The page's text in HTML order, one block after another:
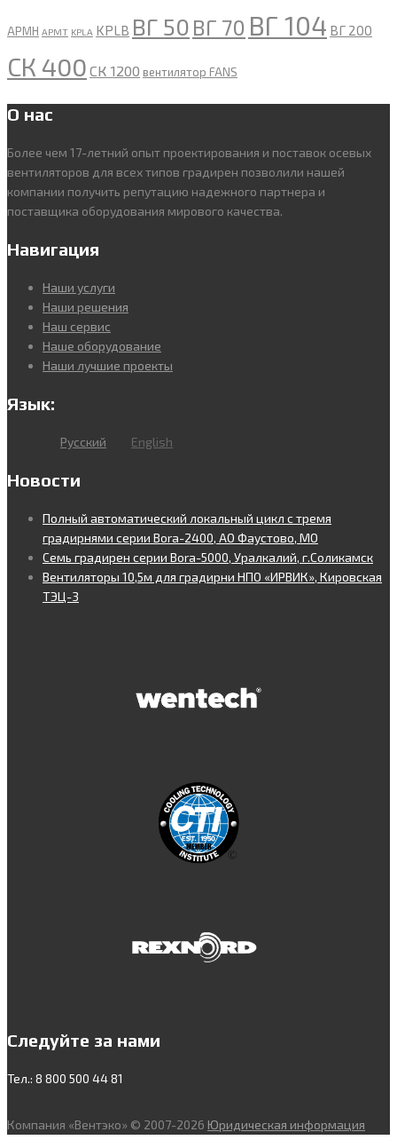
APMH APMT KPLA KPLB ВГ 50 ВГ 70 ВГ 104 ВГ 200
СК 400 СК 1200 вентилятор FANS
О нас
Более чем 17-летний опыт проектирования и поставок осевых
вентиляторов для всех типов градирен позволили нашей
компании получить репутацию надежного партнера и
поставщика оборудования мирового качества.
Навигация
Наши услуги
Наши решения
Наш сервис
Наше оборудование
Наши лучшие проекты
Язык:
Русский English
Новости
Полный автоматический локальный цикл с тремя
градирнями серии Bora-2400, АО Фаустово, МО
Семь градирен серии Bora-5000, Уралкалий, г.Соликамск
Вентиляторы 10,5м для градирни НПО «ИРВИК», Кировская
ТЭЦ-3
Следуйте за нами
Тел.: 8 800 500 44 81
Компания «Вентэко» © 2007-2026 Юридическая информация